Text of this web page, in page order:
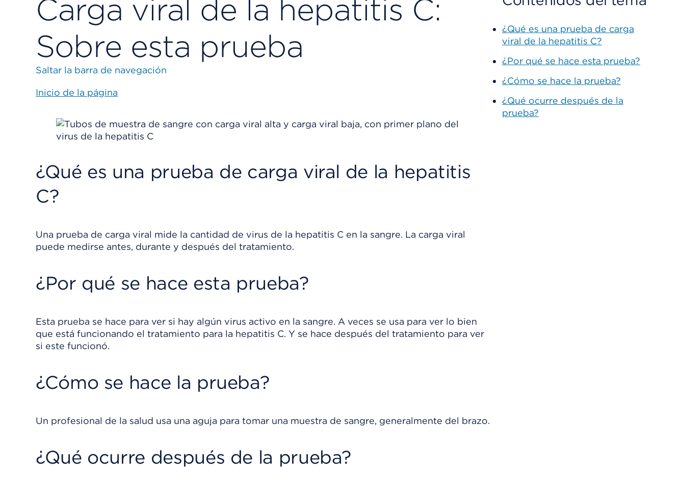
Carga viral de la hepatitis C:
Sobre esta prueba
Saltar la barra de navegación
Inicio de la página
¿Qué es una prueba de carga viral de la hepatitis
C?
Una prueba de carga viral mide la cantidad de virus de la hepatitis C en la sangre. La carga viral
puede medirse antes, durante y después del tratamiento.
¿Por qué se hace esta prueba?
Esta prueba se hace para ver si hay algún virus activo en la sangre. A veces se usa para ver lo bien
que está funcionando el tratamiento para la hepatitis C. Y se hace después del tratamiento para ver
si este funcionó.
¿Cómo se hace la prueba?
Un profesional de la salud usa una aguja para tomar una muestra de sangre, generalmente del brazo.
¿Qué ocurre después de la prueba?
¿Qué es una prueba de carga
viral de la hepatitis C?
¿Por qué se hace esta prueba?
¿Cómo se hace la prueba?
¿Qué ocurre después de la
prueba?